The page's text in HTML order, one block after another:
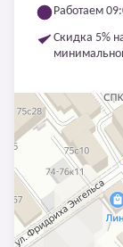
Работаем
Скидка 5%